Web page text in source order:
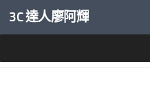
內文下方
3C 達人廖阿輝